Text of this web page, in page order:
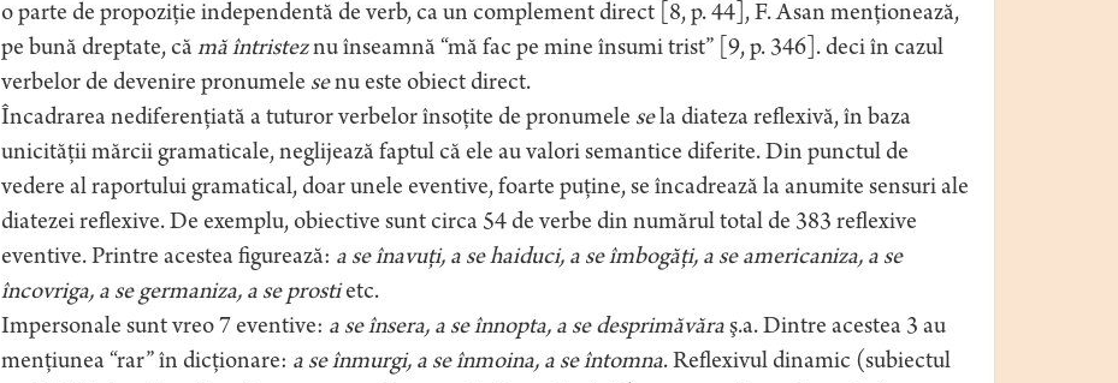
o parte de propoziţie independentă de verb, ca un complement direct [8, p. 44], F. Asan menţionează,
pe bună dreptate, că mă întristeznu înseamnă “mă fac pe mine însumi trist” [9, p. 346]. deci în cazul
verbelor de devenire pronumele senu este obiect direct.
Încadrarea nediferenţiată a tuturor verbelor însoţite de pronumele sela diateza reflexivă, în baza
unicităţii mărcii gramaticale, neglijează faptul că ele au valori semantice diferite. Din punctul de
vedere al raportului gramatical, doar unele eventive, foarte puţine, se încadrează la anumite sensuri ale
diatezei reflexive. De exemplu, obiective sunt circa 54 de verbe din numărul total de 383 reflexive
eventive. Printre acestea figurează: a se înavuţi, a se haiduci, a se îmbogăţi, a se americaniza, a se
încovriga, a se germaniza, a se prostietc.
Impersonale sunt vreo 7 eventive: a se însera, a se înnopta, a se desprimăvăraş.a. Dintre acestea 3 au
menţiunea “rar” în dicţionare: a se înmurgi, a se înmoina, a se întomna. Reflexivul dinamic (subiectul